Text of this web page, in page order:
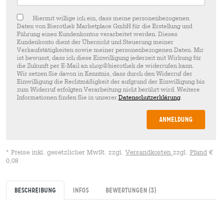
Hiermit willige ich ein, dass meine personenbezogenen
Daten von Bierothek Marketplace GmbH für die Erstellung und
Führung eines Kundenkontos verarbeitet werden. Dieses
Kundenkonto dient der Übersicht und Steuerung meiner
Verkaufstätigkeiten sowie meiner personenbezogenen Daten. Mir
ist bewusst, dass ich diese Einwilligung jederzeit mit Wirkung für
die Zukunft per E-Mail an shop@bierothek.de widerrufen kann.
Wir setzen Sie davon in Kenntnis, dass durch den Widerruf der
Einwilligung die Rechtmäßigkeit der aufgrund der Einwilligung bis
zum Widerruf erfolgten Verarbeitung nicht berührt wird. Weitere
Informationen finden Sie in unserer Datenschutzerklärung.
Anmeldung
* Preise inkl. gesetzlicher MwSt. zzgl. Versandkosten zzgl. Pfand €
0,08
Beschreibung Infos Bewertungen (3)